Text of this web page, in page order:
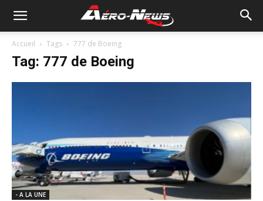
Accueil Tags 777 de Boeing
Tag: 777 de Boeing
- A LA UNE